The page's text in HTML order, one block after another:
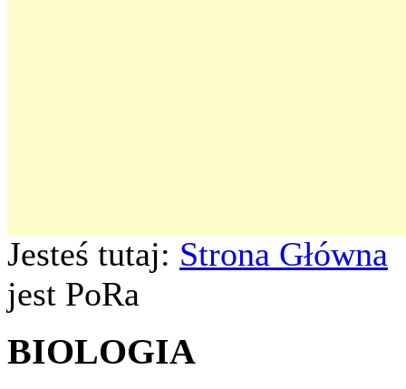
Jesteś tutaj: Strona Główna
jest PoRa
BIOLOGIA